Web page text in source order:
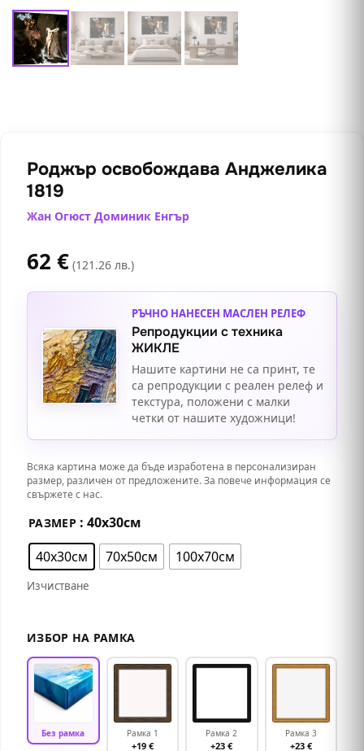
Роджър освобождава Анджелика
1819
Жан Огюст Доминик Енгър
62 € (121.26 лв.)
РЪЧНО НАНЕСЕН МАСЛЕН РЕЛЕФ
Репродукции с техника
ЖИКЛЕ
Нашите картини не са принт, те
са репродукции с реален релеф и
текстура, положени с малки
четки от нашите художници!
Всяка картина може да бъде изработена в персонализиран
размер, различен от предложените. За повече информация се
свържете с нас.
РАЗМЕР : 40х30см
40х30см
70х50см 100х70см
Изчистване
ИЗБОР НА РАМКА
Без рамка Рамка 1
+19 €
Рамка 2
+23 €
Рамка 3
+23 €